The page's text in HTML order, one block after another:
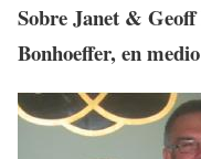
Sobre Janet &
Bonhoeffer, en